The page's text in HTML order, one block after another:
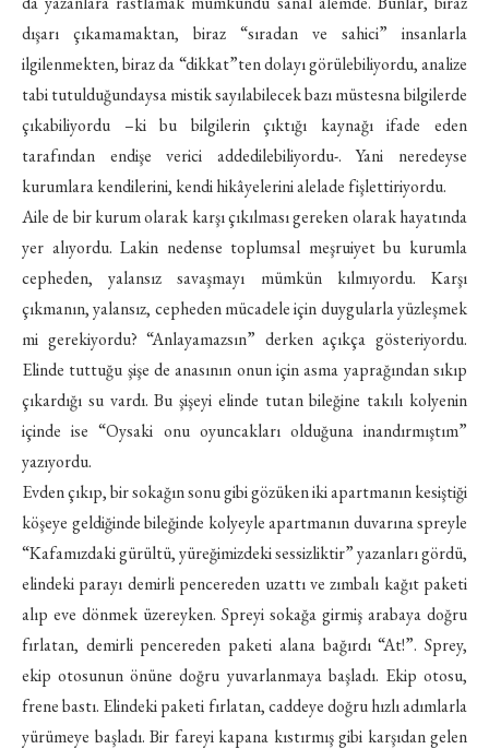
dışarı çıkamamaktan, biraz “sıradan ve sahici” insanlarla
ilgilenmekten, biraz da “dikkat”ten dolayı görülebiliyordu, analize
tabi tutulduğundaysa mistik sayılabilecek bazı müstesna bilgilerde
çıkabiliyordu –ki bu bilgilerin çıktığı kaynağı ifade eden
tarafından endişe verici addedilebiliyordu-. Yani neredeyse
kurumlara kendilerini, kendi hikâyelerini alelade fişlettiriyordu.
Aile de bir kurum olarak karşı çıkılması gereken olarak hayatında
yer alıyordu. Lakin nedense toplumsal meşruiyet bu kurumla
cepheden, yalansız savaşmayı mümkün kılmıyordu. Karşı
çıkmanın, yalansız, cepheden mücadele için duygularla yüzleşmek
mi gerekiyordu? “Anlayamazsın” derken açıkça gösteriyordu.
Elinde tuttuğu şişe de anasının onun için asma yaprağından sıkıp
çıkardığı su vardı. Bu şişeyi elinde tutan bileğine takılı kolyenin
içinde ise “Oysaki onu oyuncakları olduğuna inandırmıştım”
yazıyordu.
Evden çıkıp, bir sokağın sonu gibi gözüken iki apartmanın kesiştiği
köşeye geldiğinde bileğinde kolyeyle apartmanın duvarına spreyle
“Kafamızdaki gürültü, yüreğimizdeki sessizliktir” yazanları gördü,
elindeki parayı demirli pencereden uzattı ve zımbalı kağıt paketi
alıp eve dönmek üzereyken. Spreyi sokağa girmiş arabaya doğru
fırlatan, demirli pencereden paketi alana bağırdı “At!”. Sprey,
ekip otosunun önüne doğru yuvarlanmaya başladı. Ekip otosu,
frene bastı. Elindeki paketi fırlatan, caddeye doğru hızlı adımlarla
yürümeye başladı. Bir fareyi kapana kıstırmış gibi karşıdan gelen